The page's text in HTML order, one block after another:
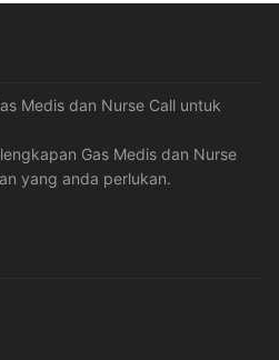
Medis dan Nurse Call untuk
Gas Medis dan Nurse
yang anda perlukan.